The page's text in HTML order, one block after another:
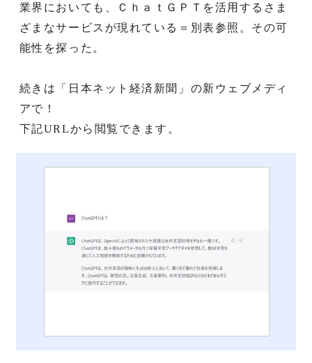
業界においても、ＣｈａｔＧＰＴを活用するさま
ざまなサービスが現れている＝別表参照。その可
能性を探った。
続きは「日本ネット経済新聞」の新ウェブメディ
アで！
下記URLから閲覧できます。